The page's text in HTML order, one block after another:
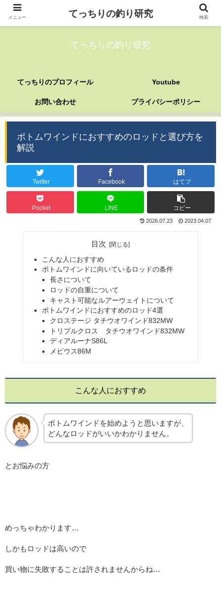
てっちりの釣り研究
てっちりのプロフィール Youtube
お問い合わせ プライバシーポリシー
ボトムワインドにおすすめのロッドと選び方を
解説
Twitter Facebook はてブ
Pocket LINE コピー
2026.07.23 2023.04.07
目次
こんな人におすすめ
ボトムワインドに向いているロッドの条件
長さについて
ロッドの自重について
キャスト可能なルアーウェイトについて
ボトムワインドにおすすめのロッド4選
クロステージ タチウオワインド832MW
トリプルクロス タチウオワインド832MW
ディアルーナS86L
メビウス86M
こんな人におすすめ
ボトムワインドを始めようと思いますが、
どんなロッドがいいかわかりません。
とお悩みの方
めっちゃわかります…
しかもロッドは高いので
買い物に失敗することは許されませんからね…
メニュー てっちりの釣り研究 検索